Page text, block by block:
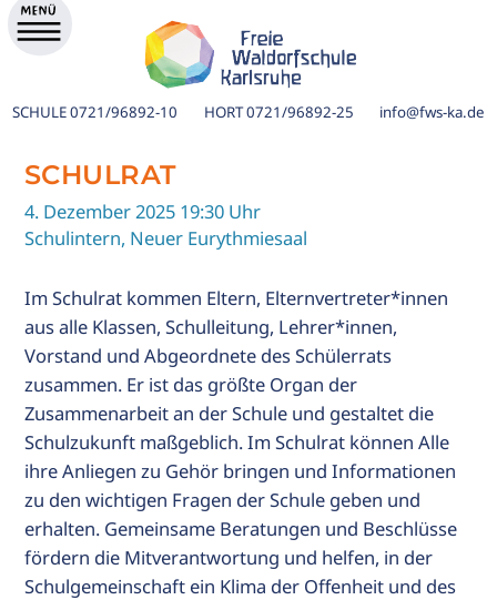
SCHULE0721/96892-10 HORT0721/96892-25 info@fws-ka.de
SCHULRAT
4. Dezember 2025 19:30 Uhr
Schulintern, Neuer Eurythmiesaal
Im Schulrat kommen Eltern, Elternvertreter*innen
aus alle Klassen, Schulleitung, Lehrer*innen,
Vorstand und Abgeordnete des Schülerrats
zusammen. Er ist das größte Organ der
Zusammenarbeit an der Schule und gestaltet die
Schulzukunft maßgeblich. Im Schulrat können Alle
ihre Anliegen zu Gehör bringen und Informationen
zu den wichtigen Fragen der Schule geben und
erhalten. Gemeinsame Beratungen und Beschlüsse
fördern die Mitverantwortung und helfen, in der
Schulgemeinschaft ein Klima der Offenheit und des